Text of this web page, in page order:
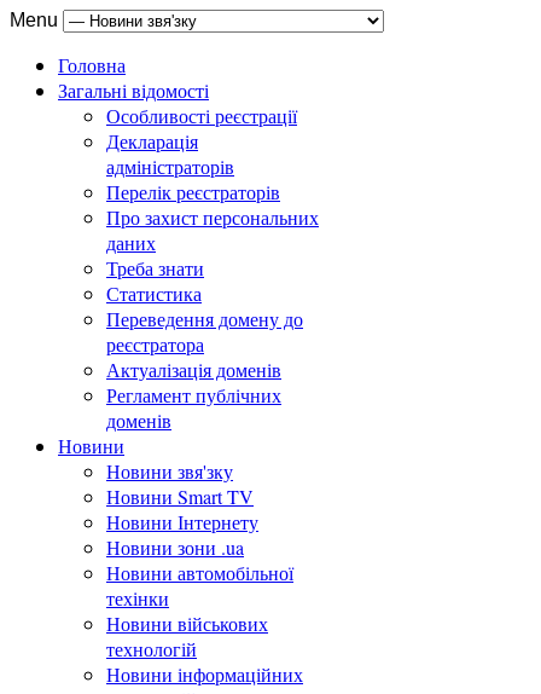
Menu
Головна
Загальні відомості
Особливості реєстрації
Декларація
адміністраторів
Перелік реєстраторів
Про захист персональних
даних
Треба знати
Статистика
Переведення домену до
реєстратора
Актуалізація доменів
Регламент публічних
доменів
Новини
Новини звя'зку
Новини Smart TV
Новини Інтернету
Новини зони .ua
Новини автомобільної
техінки
Новини військових
технологій
Новини інформаційних